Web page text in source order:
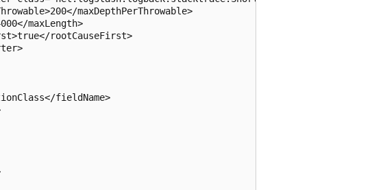
maxDepthPerThrowable>
maxLength>
rootCauseFirst>
fieldName>